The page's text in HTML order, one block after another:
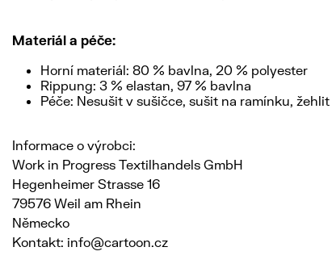
Materiál a péče:
Horní materiál: 80 % bavlna, 20 % polyester
Rippung: 3 % elastan, 97 % bavlna
Péče: Nesušit v sušičce, sušit na ramínku,
Informace o výrobci:
Work in Progress Textilhandels GmbH
Hegenheimer Strasse 16
79576 Weil am Rhein
Německo
Kontakt: info@cartoon.cz